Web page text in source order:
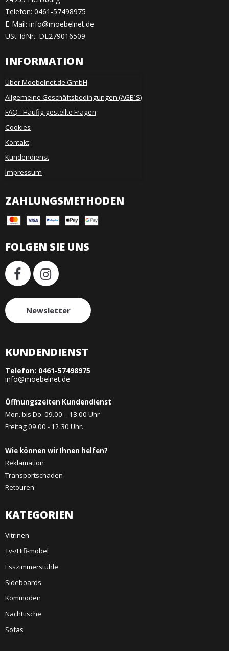
Telefon: 0461-57498975
E-Mail: info@moebelnet.de
USt-IdNr.: DE279016509
INFORMATION
Über Moebelnet.de GmbH
Allgemeine Geschäftsbedingungen (AGB´S)
FAQ - Häufig gestellte Fragen
Cookies
Kontakt
Kundendienst
Impressum
ZAHLUNGSMETHODEN
FOLGEN SIE UNS
Newsletter
KUNDENDIENST
Telefon: 0461-57498975
info@moebelnet.de
Öffnungszeiten Kundendienst
Mon. bis Do. 09.00 – 13.00 Uhr
Freitag 09.00 - 12.30 Uhr.
Wie können wir Ihnen helfen?
Reklamation
Transportschaden
Retouren
KATEGORIEN
Vitrinen
Tv-/Hifi-möbel
Esszimmerstühle
Sideboards
Kommoden
Nachttische
Sofas